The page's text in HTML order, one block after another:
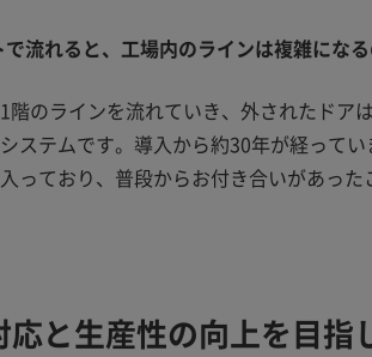
流れると、工場内のラインは複雑になる
のラインを流れていき、外されたドア
ステムです。導入から約30年が経って
っており、普段からお付き合いがあっ
と生産性の向上を目指